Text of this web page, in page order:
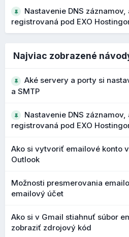
lepšie rozpoznanie
vyššia ochrana
V nasledujúcej verzii 10.198.0
webových stránok vám teraz
intuitívnejší spôsob ovládania
ovládacím prvkom návrhu teraz
štýle s väčšou istotou a s menšou
Kľúčové výhody nového
moderné a ľahko
náhľady párovania písiem
výber kombinácií typografie
Nastavenie DNS
registrovaná pod EXO
Najviac zobrazené
Aké servery a porty si
a SMTP
Nastavenie DNS
registrovaná pod EXO
Ako si vytvoriť emailové konto
Outlook
Možnosti presmerovania
emailový účet
Ako si v Gmail stiahnuť súbor
zobraziť zdrojový kód